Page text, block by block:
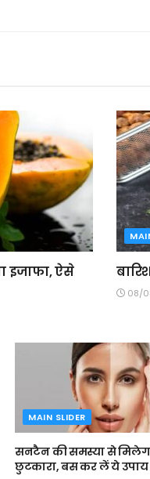
इजाफा, ऐसे
08/
MAIN SLIDER
सनटैन की समस्या से
छुटकारा, बस कर लें ये उपाय